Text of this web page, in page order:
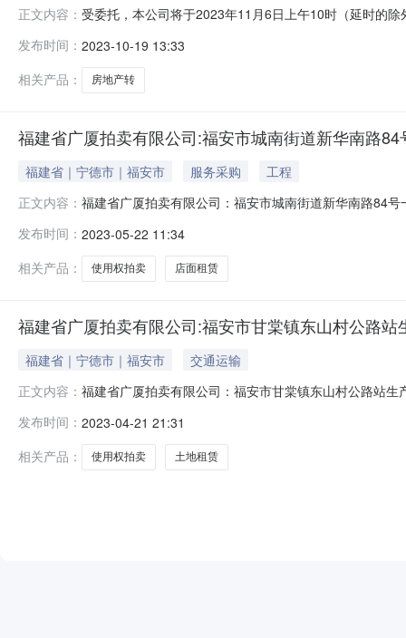
正文内容： 受委托，本公司将于2023年11月6日上午10时（延时的
10%注：标的以现状为准（该公告中金额数字均以人民
20
发布时间： 2023-10-19 13:33
相关产品：
房地产转
福建省广厦拍卖有限公司:福安市城南街道新华南路
福建省｜宁德市｜福安市 服务采购
工程
正文内容： 福建省广厦拍卖有限公司：福安市城南街道新华南路84
第二间21.45260003年60003新华南路84号第三间
发布时间： 2023-05-22 11:34
相关产品：
使用权拍卖 店面租赁
福建省广厦拍卖有限公司:福安市甘棠镇东山村公路
福建省｜宁德市｜福安市
交通运输
正文内容： 福建省广厦拍卖有限公司：福安市甘棠镇东山村公路站
三、展示地点：福建省福安市经济开发区东山公路站生
身份证明进行实名
发布时间： 2023-04-21 21:31
相关产品：
使用权拍卖 土地租赁